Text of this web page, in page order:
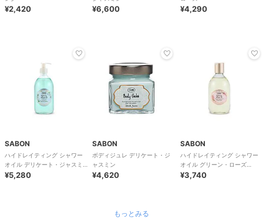
¥2,420 ¥6,600 ¥4,290
SABON
ハイドレイティング シャワー
オイル デリケート・ジャスミ
ン(500ml)
¥5,280
SABON
ボディジュレ デリケート・ジ
ャスミン
¥4,620
SABON
ハイドレイティング シャワー
オイル グリーン・ローズ
(300ml)
¥3,740
もっとみる